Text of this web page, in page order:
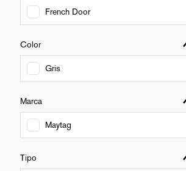
French Door
Color
Gris
Marca
Maytag
Tipo